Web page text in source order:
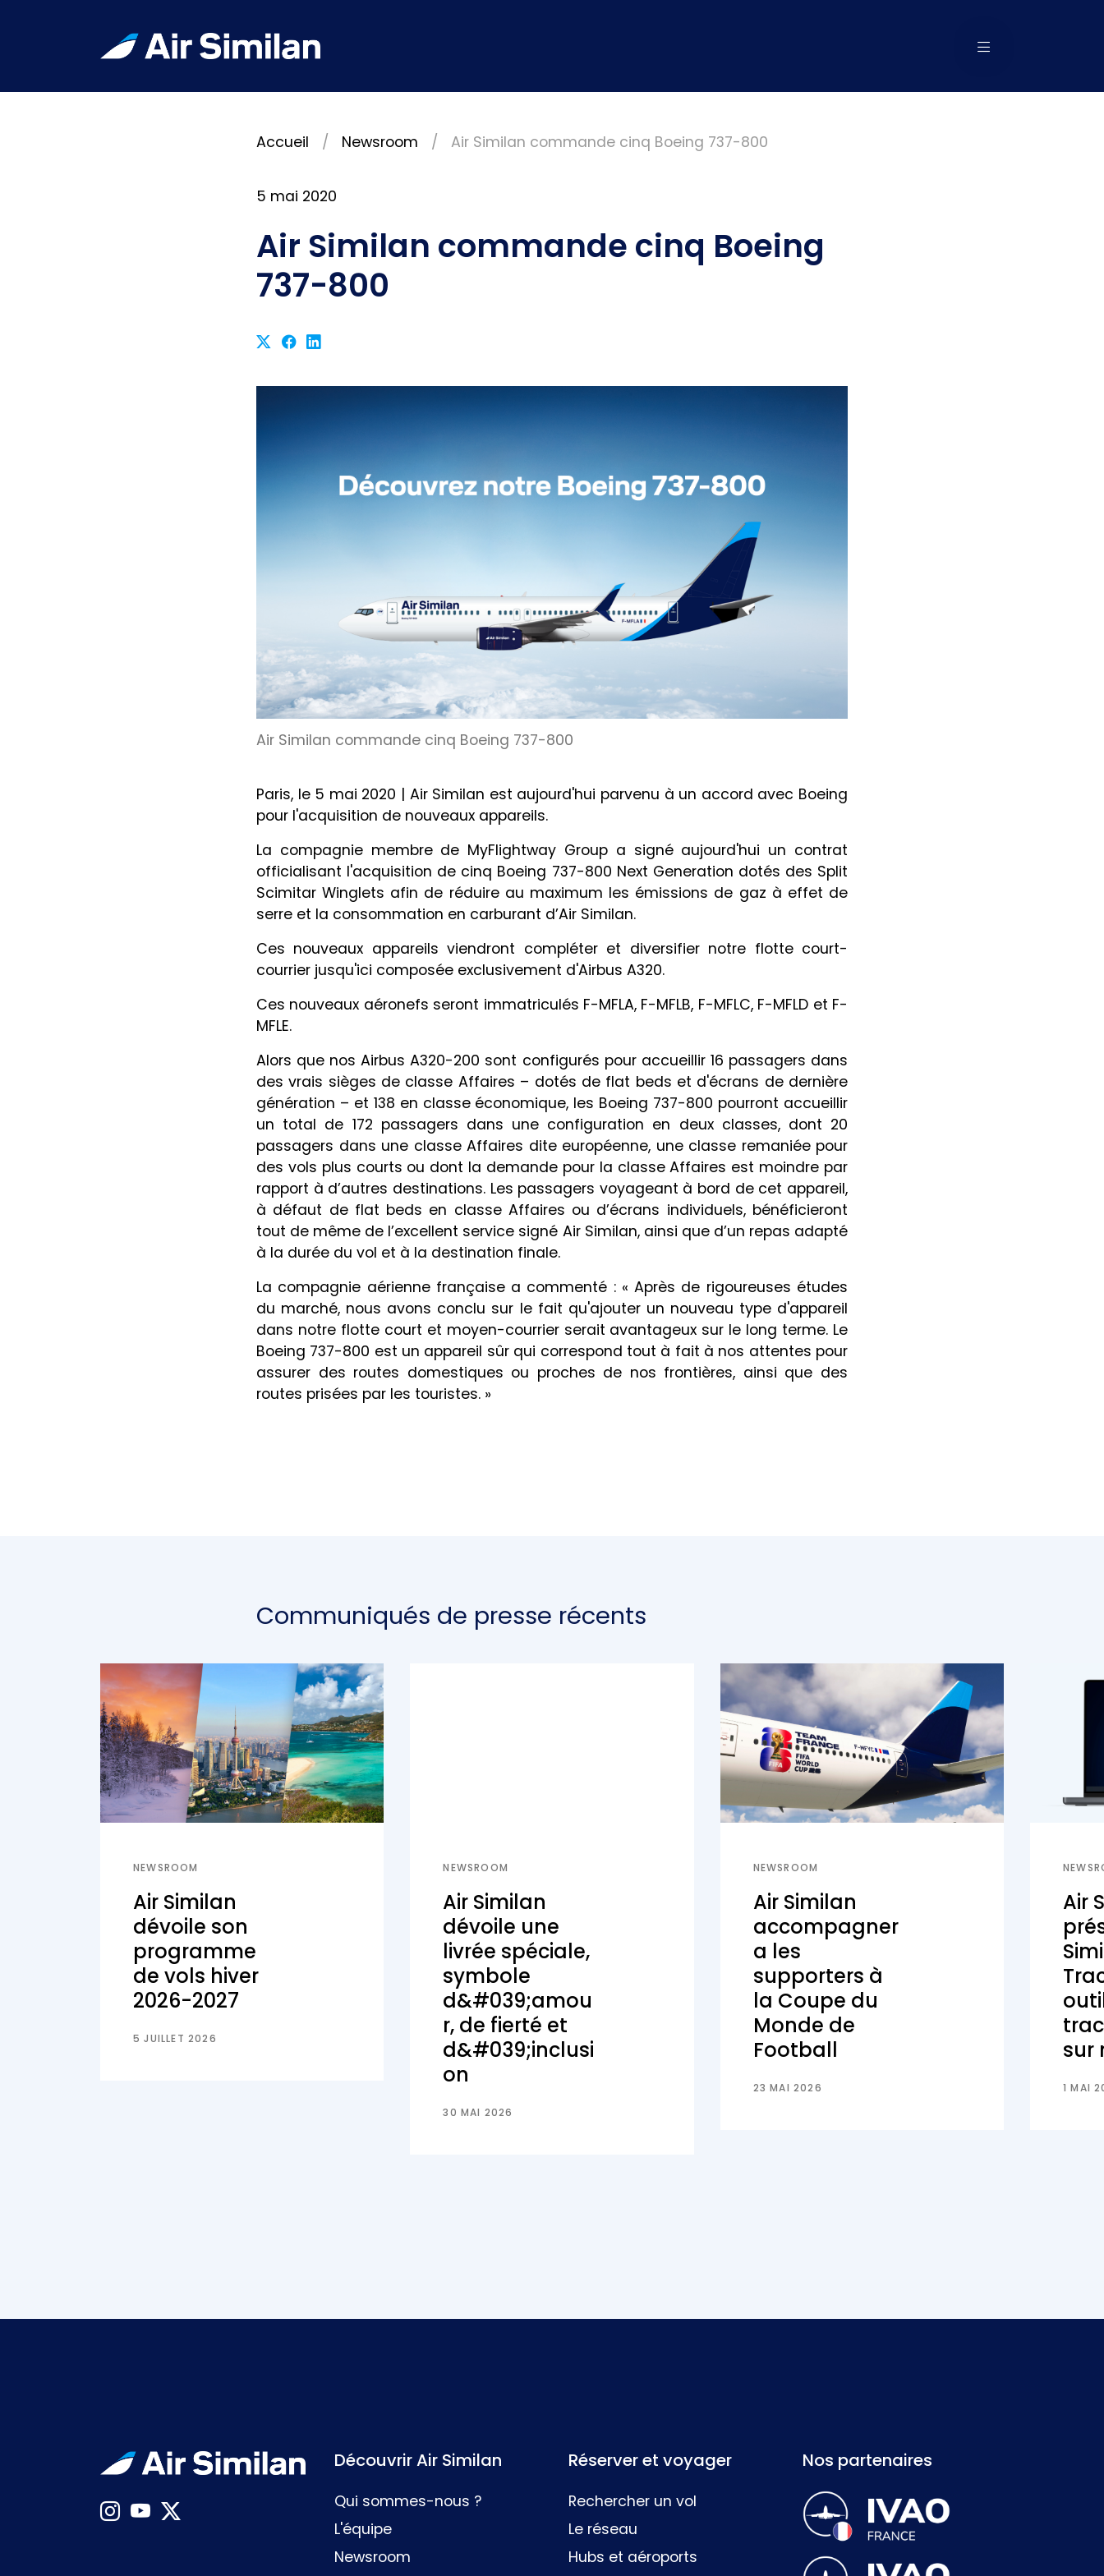
Accueil Newsroom Air Similan commande cinq Boeing 737-800
5 mai 2020
Air Similan commande cinq Boeing
737-800
Air Similan commande cinq Boeing 737-800
Paris, le 5 mai 2020 | Air Similan est aujourd'hui parvenu à un accord avec Boeing
pour l'acquisition de nouveaux appareils.
La compagnie membre de MyFlightway Group a signé aujourd'hui un contrat
officialisant l'acquisition de cinq Boeing 737-800 Next Generation dotés des Split
Scimitar Winglets afin de réduire au maximum les émissions de gaz à effet de
serre et la consommation en carburant d’Air Similan.
Ces nouveaux appareils viendront compléter et diversifier notre flotte court-
courrier jusqu'ici composée exclusivement d'Airbus A320.
Ces nouveaux aéronefs seront immatriculés F-MFLA, F-MFLB, F-MFLC, F-MFLD et F-
MFLE.
Alors que nos Airbus A320-200 sont configurés pour accueillir 16 passagers dans
des vrais sièges de classe Affaires – dotés de flat beds et d'écrans de dernière
génération – et 138 en classe économique, les Boeing 737-800 pourront accueillir
un total de 172 passagers dans une configuration en deux classes, dont 20
passagers dans une classe Affaires dite européenne, une classe remaniée pour
des vols plus courts ou dont la demande pour la classe Affaires est moindre par
rapport à d’autres destinations. Les passagers voyageant à bord de cet appareil,
à défaut de flat beds en classe Affaires ou d’écrans individuels, bénéficieront
tout de même de l’excellent service signé Air Similan, ainsi que d’un repas adapté
à la durée du vol et à la destination finale.
La compagnie aérienne française a commenté : « Après de rigoureuses études
du marché, nous avons conclu sur le fait qu'ajouter un nouveau type d'appareil
dans notre flotte court et moyen-courrier serait avantageux sur le long terme. Le
Boeing 737-800 est un appareil sûr qui correspond tout à fait à nos attentes pour
assurer des routes domestiques ou proches de nos frontières, ainsi que des
routes prisées par les touristes. »
Communiqués de presse récents
NEWSROOM
Air Similan
dévoile son
programme
de vols hiver
2026-2027
5 JUILLET 2026
NEWSROOM
Air Similan
dévoile une
livrée spéciale,
symbole
d&#039;amou
r, de fierté et
d&#039;inclusi
on
30 MAI 2026
NEWSROOM
Air Similan
accompagner
a les
supporters à
la Coupe du
Monde de
Football
23 MAI 2026
Air
sur
1 MAI
Découvrir Air Similan
Qui sommes-nous ?
L'équipe
Newsroom
Réserver et voyager
Rechercher un vol
Le réseau
Hubs et aéroports
Nos partenaires